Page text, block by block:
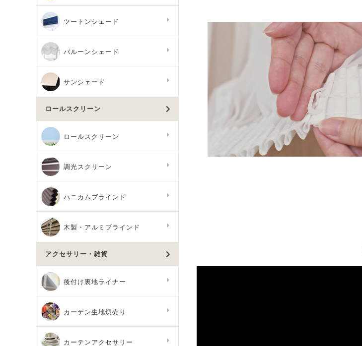
ツートンシェード
バルーンシェード
サンシェード
ロールスクリーン
ロールスクリーン
調光スクリーン
ハニカムブラインド
木製・アルミブラインド
アクセサリー・雑貨
後付け裏地ライナー
カーテン生地切売り
カーテンアクセサリー